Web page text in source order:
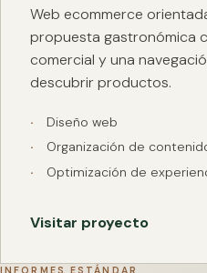
Web ecommerce
propuesta gastronómica
comercial y una
descubrir productos.
Diseño web
Organización de
Optimización de
Visitar proyecto